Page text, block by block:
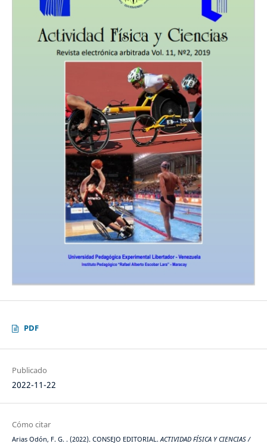
PDF
Publicado
2022-11-22
Cómo citar
Arias Odón, F. G. . (2022). CONSEJO EDITORIAL. ACTIVIDAD FÍSICA Y CIENCIAS /